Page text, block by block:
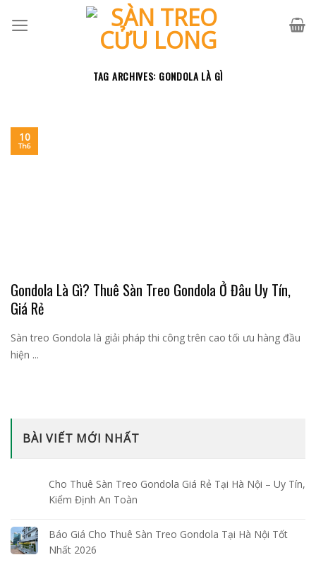
TAG ARCHIVES: GONDOLA LÀ GÌ
BÀI VIẾT MỚI NHẤT
Cho Thuê Sàn Treo Gondola Giá Rẻ Tại Hà Nội – Uy Tín,
Kiểm Định An Toàn
Báo Giá Cho Thuê Sàn Treo Gondola Tại Hà Nội Tốt
Nhất 2026
Gondola Là Gì? Thuê Sàn Treo Gondola Ở Đâu Uy Tín,
Giá Rẻ
Sàn treo Gondola là giải pháp thi công trên cao tối ưu hàng đầu
hiện ...
10
Th6